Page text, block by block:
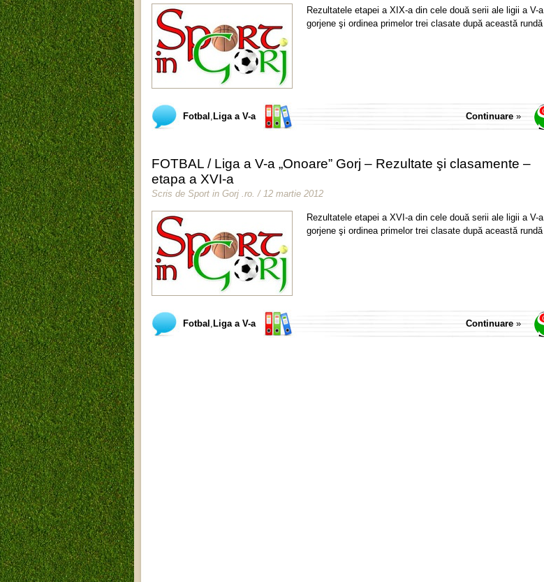
Rezultatele etapei a XIX-a din cele două serii ale ligii a V-a
gorjene şi ordinea primelor trei clasate după această rundă
Fotbal , Liga a V-a Continuare »
FOTBAL / Liga a V-a „Onoare” Gorj – Rezultate şi clasamente –
etapa a XVI-a
Scris de Sport in Gorj .ro / 12 martie 2012
Rezultatele etapei a XVI-a din cele două serii ale ligii a V-a
gorjene şi ordinea primelor trei clasate după această rundă
Fotbal Liga a V-a Continuare »